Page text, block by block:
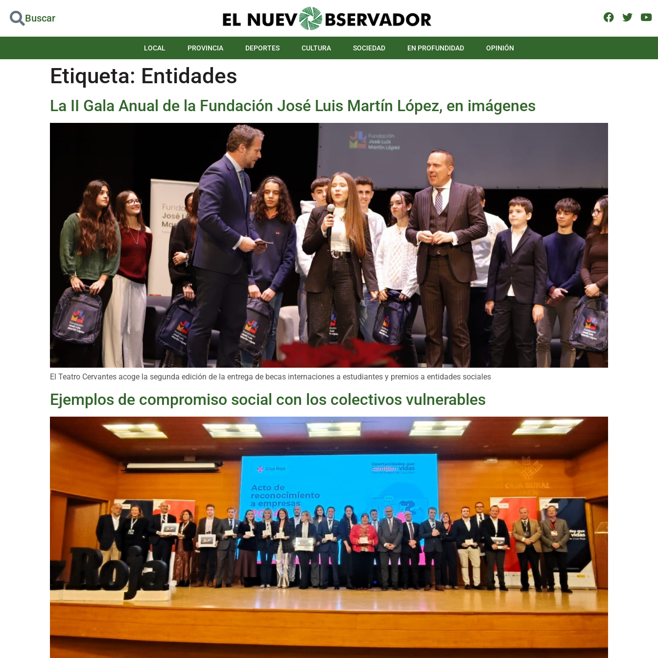
Buscar
LOCAL PROVINCIA DEPORTES CULTURA SOCIEDAD EN PROFUNDIDAD OPINIÓN
Etiqueta: Entidades
La II Gala Anual de la Fundación José Luis Martín López, en imágenes
El Teatro Cervantes acoge la segunda edición de la entrega de becas internaciones a estudiantes y premios a entidades sociales
Ejemplos de compromiso social con los colectivos vulnerables